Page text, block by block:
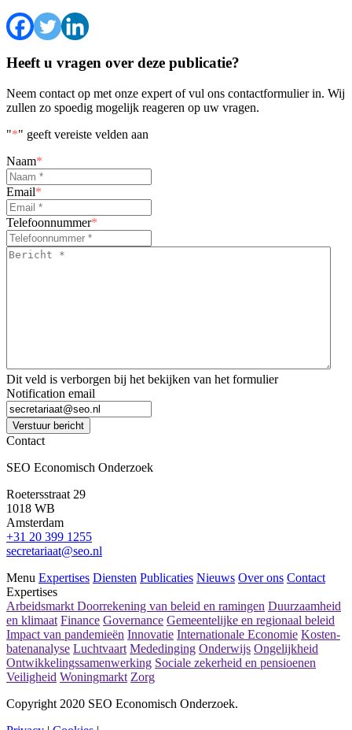
Heeft u vragen over deze publicatie?
Neem contact op met onze expert of vul ons contactformulier in. Wij
zullen zo spoedig mogelijk reageren op uw vragen.
"*" geeft vereiste velden aan
Naam*
Email*
Telefoonnummer*
Bericht
Dit veld is verborgen bij het bekijken van het formulier
Notification email
Verstuur bericht
Contact
SEO Economisch Onderzoek
Roetersstraat 29
1018 WB
Amsterdam
+31 20 399 1255
secretariaat@seo.nl
Menu Expertises Diensten Publicaties Nieuws Over ons Contact
Expertises
Arbeidsmarkt Doorrekening van beleid en ramingen Duurzaamheid
en klimaat Finance Governance Gemeentelijke en regionaal beleid
Impact van pandemieën Innovatie Internationale Economie Kosten-
batenanalyse Luchtvaart Mededinging Onderwijs Ongelijkheid
Ontwikkelingssamenwerking Sociale zekerheid en pensioenen
Veiligheid Woningmarkt Zorg
Copyright 2020 SEO Economisch Onderzoek.